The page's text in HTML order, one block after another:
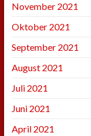
November 2021
Oktober 2021
September 2021
August 2021
Juli 2021
Juni 2021
April 2021